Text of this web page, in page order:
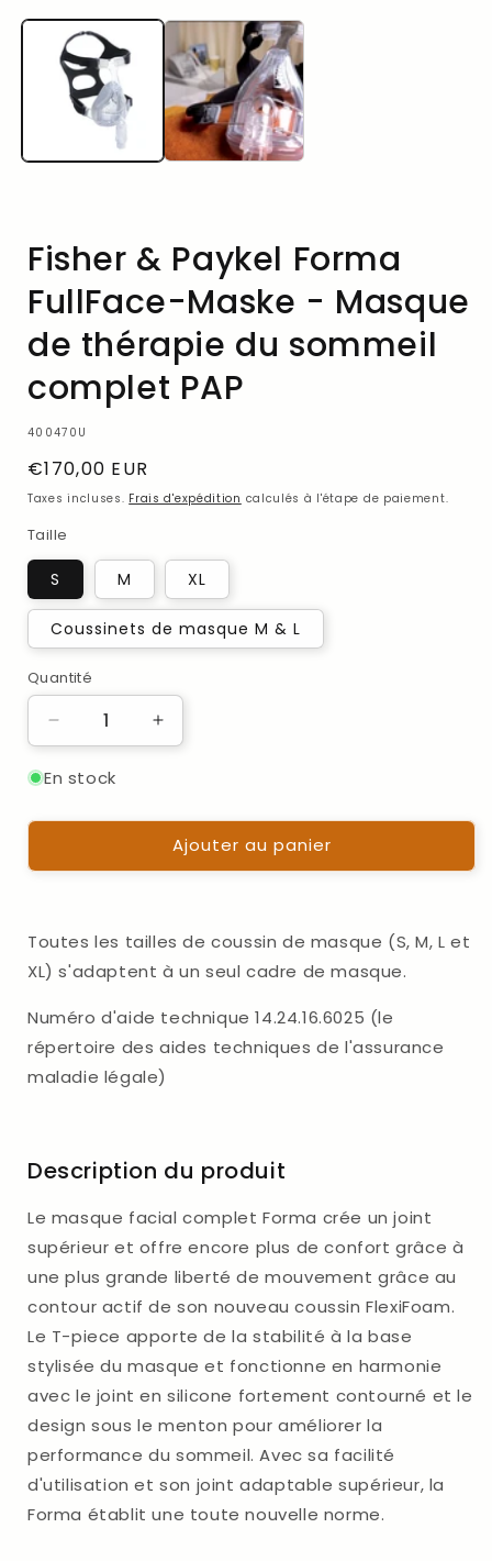
fenêtre
modale
Fisher & Paykel Forma
FullFace-Maske - Masque
de thérapie du sommeil
complet PAP
SKU:
400470U
Prix
habituel
€170,00 EUR
Taxes incluses. Frais d'expédition calculés à l'étape de paiement.
Taille
S M XL
Coussinets de masque M & L
Quantité
Quantité
Réduire
la
quantité
Fisher
Paykel
Maske
Masque
de
thérapie
du
sommeil
Augmenter
la
Fisher
&amp;
Paykel
Maske
Masque
thérapie
du
sommeil
En stock
Ajouter au panier
Toutes les tailles de coussin de masque (S, M, L et
XL) s'adaptent à un seul cadre de masque.
Numéro d'aide technique 14.24.16.6025 (le
répertoire des aides techniques de l'assurance
maladie légale)
Description du produit
Le masque facial complet Forma crée un joint
supérieur et offre encore plus de confort grâce à
une plus grande liberté de mouvement grâce au
contour actif de son nouveau coussin FlexiFoam.
Le T-piece apporte de la stabilité à la base
stylisée du masque et fonctionne en harmonie
avec le joint en silicone fortement contourné et le
design sous le menton pour améliorer la
performance du sommeil. Avec sa facilité
d'utilisation et son joint adaptable supérieur, la
Forma établit une toute nouvelle norme.